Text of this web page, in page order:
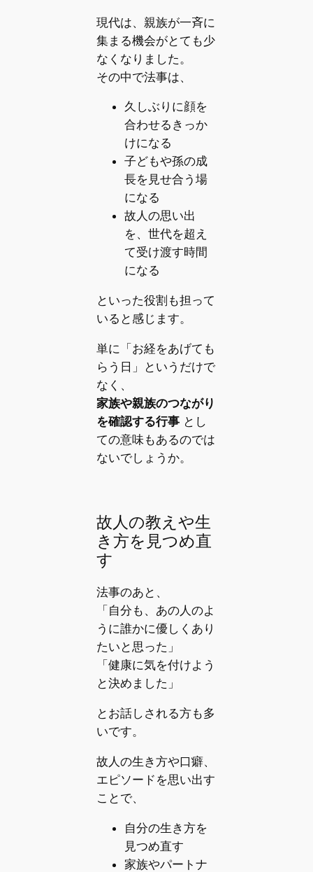
現代は、親族が一斉に
集まる機会がとても少
なくなりました。
その中で法事は、
久しぶりに顔を
合わせるきっか
けになる
子どもや孫の成
長を見せ合う場
になる
故人の思い出
を、世代を超え
て受け渡す時間
になる
といった役割も担って
いると感じます。
単に「お経をあげても
らう日」というだけで
なく、
家族や親族のつながり
を確認する行事とし
ての意味もあるのでは
ないでしょうか。
故人の教えや生
き方を見つめ直
す
法事のあと、
「自分も、あの人のよ
うに誰かに優しくあり
たいと思った」
「健康に気を付けよう
と決めました」
とお話しされる方も多
いです。
故人の生き方や口癖、
エピソードを思い出す
ことで、
自分の生き方を
見つめ直す
家族やパートナ